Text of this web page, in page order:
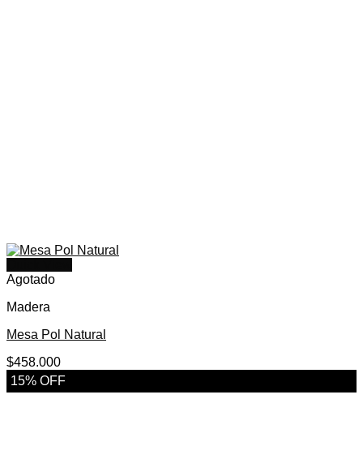
Agotado
Madera
Mesa Pol Natural
$458.000
15% OFF